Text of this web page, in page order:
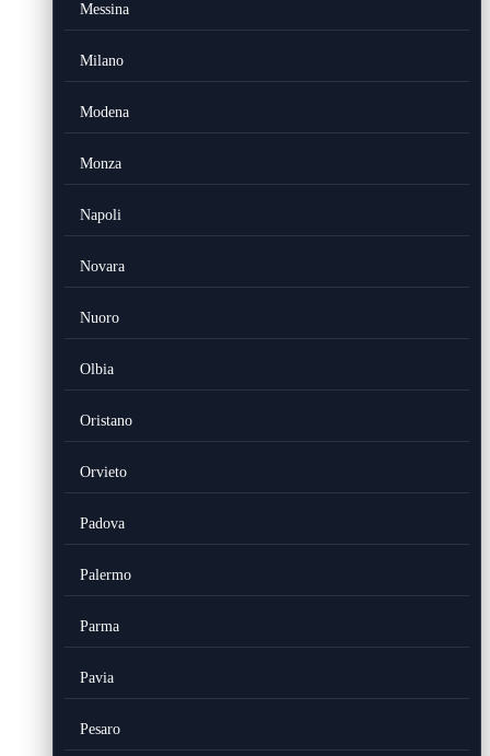
Messina
Milano
Modena
Monza
Napoli
Novara
Nuoro
Olbia
Oristano
Orvieto
Padova
Palermo
Parma
Pavia
Pesaro